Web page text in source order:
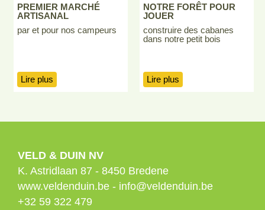
PREMIER MARCHÉ
ARTISANAL
par et pour nos campeurs
Lire plus
NOTRE FORÊT POUR
JOUER
construire des cabanes
dans notre petit bois
Lire plus
VELD & DUIN NV
K. Astridlaan 87 - 8450 Bredene
www.veldenduin.be - info@veldenduin.be
+32 59 322 479